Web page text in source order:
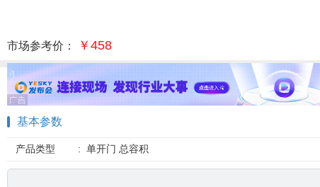
市场参考价： ￥458
基本参数
产品类型 : 单开门 总容积